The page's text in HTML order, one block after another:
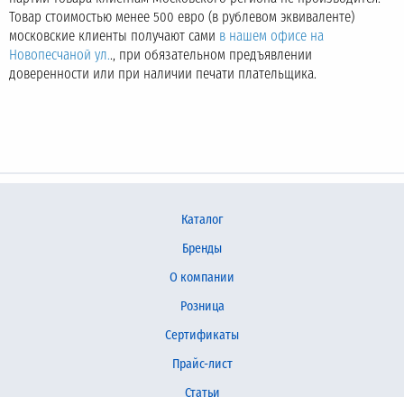
Товар стоимостью менее 500 евро (в рублевом эквиваленте)
московские клиенты получают сами в нашем офисе на
Новопесчаной ул.., при обязательном предъявлении
доверенности или при наличии печати плательщика.
Каталог
Бренды
О компании
Розница
Сертификаты
Прайс-лист
Статьи